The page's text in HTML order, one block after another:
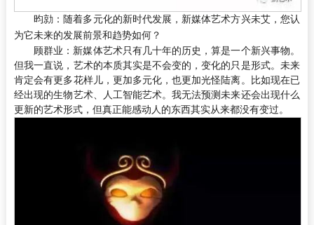
昀勍： 随着多元化的新时代发展，新媒体艺术方兴未艾，您认
为它未来的发展前景和趋势如何？
顾群业： 新媒体艺术只有几十年的历史，算是一个新兴事物。
但我一直说，艺术的本质其实是不会变的，变化的只是形式。未来
肯定会有更多花样儿，更加多元化，也更加光怪陆离。比如现在已
经出现的生物艺术、人工智能艺术。我无法预测未来还会出现什么
更新的艺术形式，但真正能感动人的东西其实从来都没有变过。